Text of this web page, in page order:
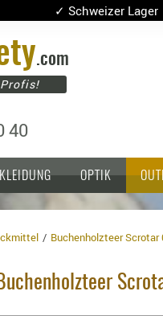
✓ Schweizer
.com
40
OPTIK
Buchenholzteer Scrotar